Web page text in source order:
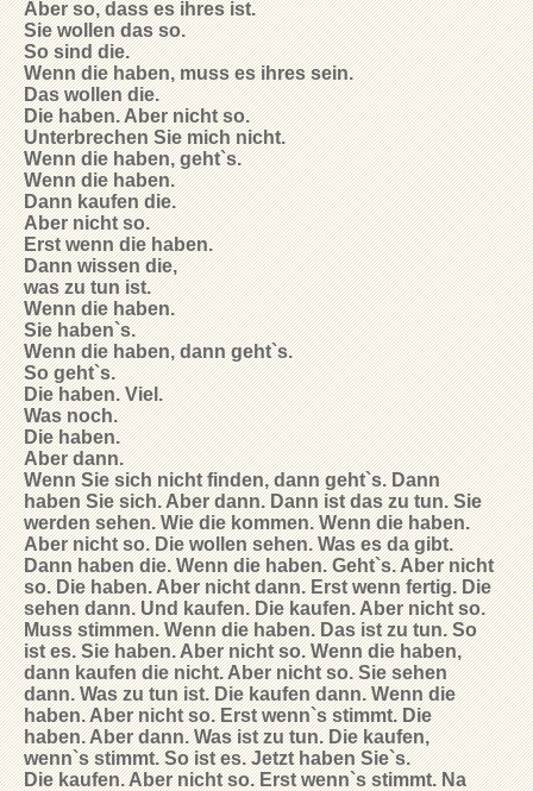
Aber so, dass es ihres ist.
Sie wollen das so.
So sind die.
Wenn die haben, muss es ihres sein.
Das wollen die.
Die haben. Aber nicht so.
Unterbrechen Sie mich nicht.
Wenn die haben, geht`s.
Wenn die haben.
Dann kaufen die.
Aber nicht so.
Erst wenn die haben.
Dann wissen die,
was zu tun ist.
Wenn die haben.
Sie haben`s.
Wenn die haben, dann geht`s.
So geht`s.
Die haben. Viel.
Was noch.
Die haben.
Aber dann.
Wenn Sie sich nicht finden, dann geht`s. Dann
haben Sie sich. Aber dann. Dann ist das zu tun. Sie
werden sehen. Wie die kommen. Wenn die haben.
Aber nicht so. Die wollen sehen. Was es da gibt.
Dann haben die. Wenn die haben. Geht`s. Aber nicht
so. Die haben. Aber nicht dann. Erst wenn fertig. Die
sehen dann. Und kaufen. Die kaufen. Aber nicht so.
Muss stimmen. Wenn die haben. Das ist zu tun. So
ist es. Sie haben. Aber nicht so. Wenn die haben,
dann kaufen die nicht. Aber nicht so. Sie sehen
dann. Was zu tun ist. Die kaufen dann. Wenn die
haben. Aber nicht so. Erst wenn`s stimmt. Die
haben. Aber dann. Was ist zu tun. Die kaufen,
wenn`s stimmt. So ist es. Jetzt haben Sie`s.
Die kaufen. Aber nicht so. Erst wenn`s stimmt. Na